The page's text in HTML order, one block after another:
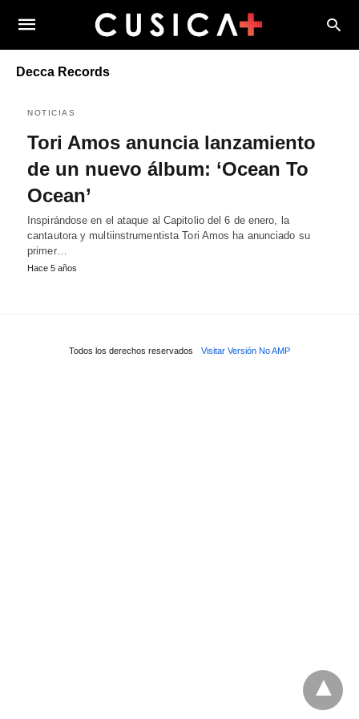
Decca Records
NOTICIAS
Tori Amos anuncia lanzamiento
de un nuevo álbum: ‘Ocean To
Ocean’
Inspirándose en el ataque al Capitolio del 6 de enero, la
cantautora y multiinstrumentista Tori Amos ha anunciado su
primer…
Hace 5 años
Todos los derechos reservados Visitar Versión No AMP